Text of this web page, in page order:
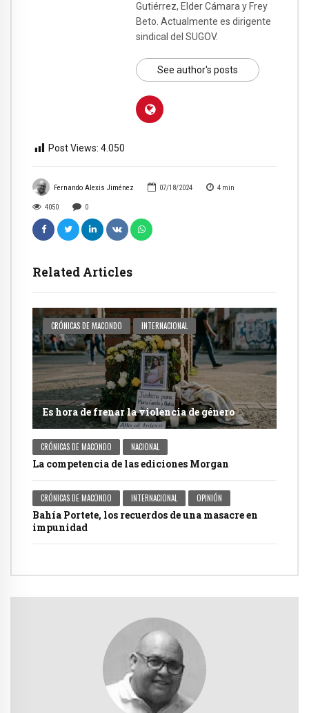
Fernando Alexis Jiménez 07/18/2024 4 min
4050 0
Related Articles
CRÓNICAS DE MACONDO INTERNACIONAL
Es hora de frenar la violencia de género
CRÓNICAS DE MACONDO NACIONAL
La competencia de las ediciones Morgan
CRÓNICAS DE MACONDO INTERNACIONAL OPINIÓN
Bahía Portete, los recuerdos de una masacre en
impunidad
Gutiérrez, Elder Cámara y Frey
Beto. Actualmente es dirigente
sindical del SUGOV.
See author's posts
Post Views: 4.050